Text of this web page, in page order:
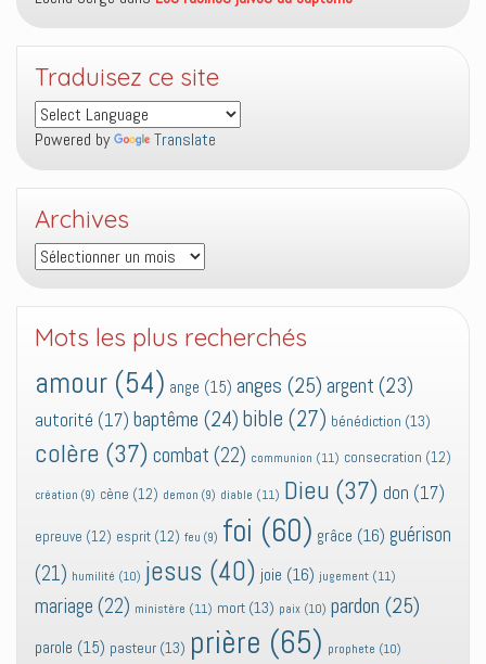
Traduisez ce site
Powered by Translate
Archives
Archives
Mots les plus recherchés
amour (54) ange (15) anges (25) argent (23)
autorité (17) baptême (24) bible (27) bénédiction (13)
colère (37) combat (22) communion (11) consecration (12)
création (9) cène (12) demon (9) diable (11) Dieu (37) don (17)
epreuve (12) esprit (12) feu (9) foi (60) grâce (16) guérison
(21) humilité (10) jesus (40) joie (16) jugement (11)
mariage (22) ministère (11) mort (13) paix (10) pardon (25)
parole (15) pasteur (13) prière (65) prophete (10)